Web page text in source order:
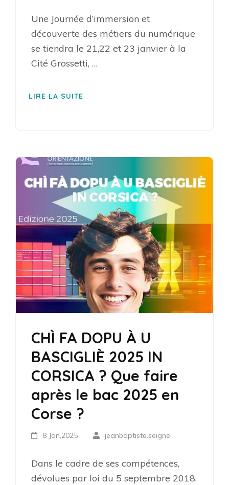
Une Journée d’immersion et
découverte des métiers du numérique
se tiendra le 21,22 et 23 janvier à la
Cité Grossetti, …
LIRE LA SUITE
CHÌ FA DOPU À U
BASCIGLIÈ 2025 IN
CORSICA ? Que faire
après le bac 2025 en
Corse ?
8 Jan,2025 jeanbaptiste.seigne
Dans le cadre de ses compétences,
dévolues par loi du 5 septembre 2018,